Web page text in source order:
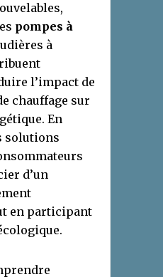
pompes à
à
l’impact de
chauffage sur
En
solutions
d’un
en participant